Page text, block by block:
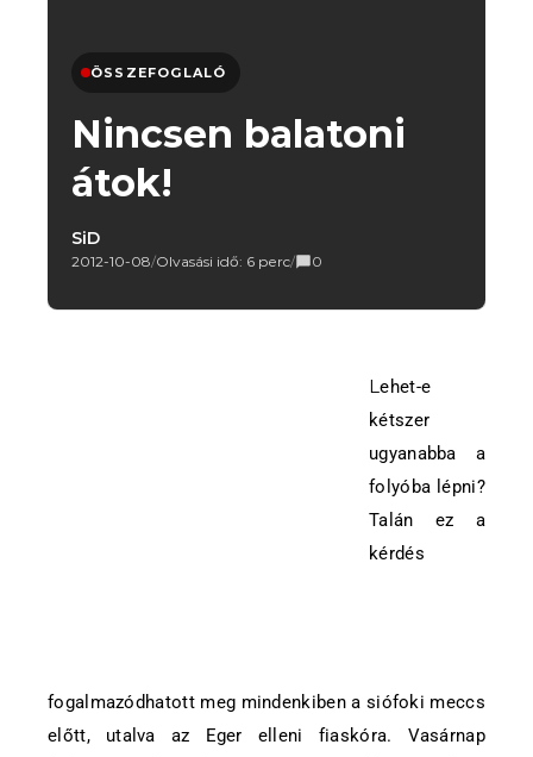
ÖSSZEFOGLALÓ
Nincsen balatoni
átok!
SiD
2012-10-08/Olvasási idő: 6 perc/ 0
Lehet-e
kétszer
ugyanabba a
folyóba lépni?
Talán ez a
kérdés
fogalmazódhatott meg mindenkiben a siófoki meccs
előtt, utalva az Eger elleni fiaskóra. Vasárnap